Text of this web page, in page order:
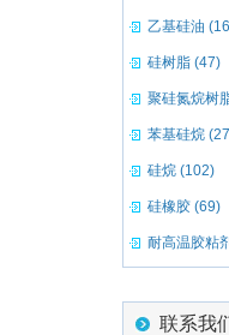
乙基硅油
硅树脂 (47)
聚硅氮烷树
苯基硅烷
硅烷 (102)
硅橡胶 (69)
耐高温胶粘
联系我